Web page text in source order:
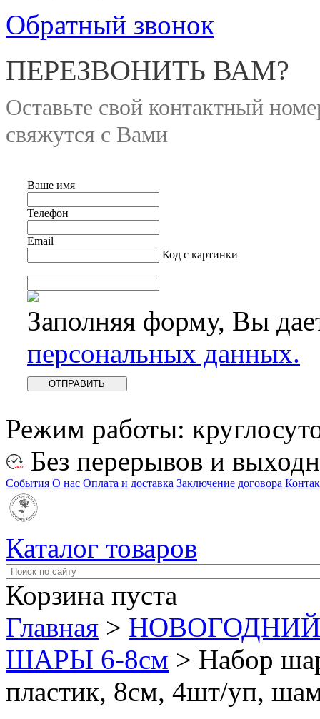
Обратный звонок
ПЕРЕЗВОНИТЬ ВАМ?
Оставьте свой контактный
свяжутся с Вами
Ваше имя
Телефон
Email
Код с картинки
Заполняя форму, Вы
персональных данных.
Режим работы:
Без перерывов и
События О нас Оплата и доставка Заключение договора
Каталог товаров
Корзина пуста
Главная >
ШАРЫ 6-8см > Набор
пластик, 8см, 4шт/уп,